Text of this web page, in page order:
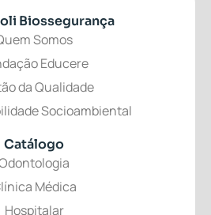
Biossegurança
Somos
Educere
da Qualidade
Socioambiental
Catálogo
Médica
Hospitalar